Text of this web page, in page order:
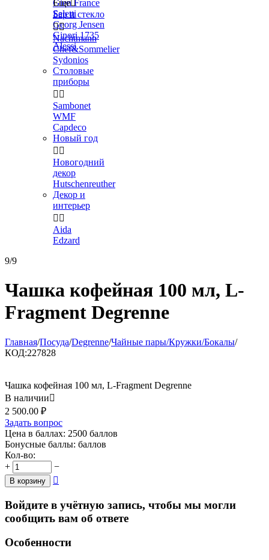
Gien France
Seletti
Georg Jensen
Ginori 1735
Alessi
Еще
Бар и стекло

Nachtmann
Chef&Sommelier
Sydonios
Столовые
приборы
 
Sambonet
WMF
Capdeco
Новый год
 
Новогодний
декор
Hutschenreuther
Декор и
интерьер
 
Aida
Edzard
9/9
Чашка кофейная 100 мл, L-
Fragment Degrenne
Главная/Посуда/Degrenne/Чайные пары/Кружки/Бокалы/
КОД:227828
Чашка кофейная 100 мл, L-Fragment Degrenne
В наличии
2 500.00 ₽
Задать вопрос
Цена в баллах: 2500 баллов
Бонусные баллы: баллов
Кол-во:
+
−
В корзину 
Войдите в учётную запись, чтобы мы могли
сообщить вам об ответе
Особенности